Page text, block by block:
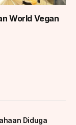
World Vegan
Diduga